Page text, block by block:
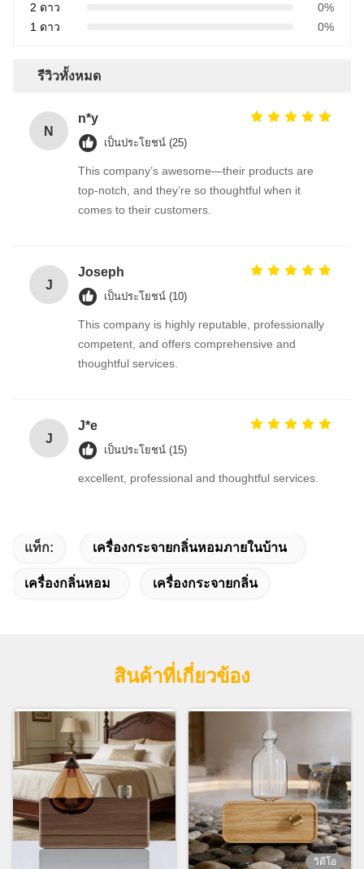
2 ดาว
0%
1 ดาว
0%
รีวิวทั้งหมด
N
n*y
เป็นประโยชน์ (25)
This company’s awesome—their products are
top-notch, and they’re so thoughtful when it
comes to their customers.
J
Joseph
เป็นประโยชน์ (10)
This company is highly reputable, professionally
competent, and offers comprehensive and
thoughtful services.
J
J*e
เป็นประโยชน์ (15)
excellent, professional and thoughtful services.
แท็ก: เครื่องกระจายกลิ่นหอมภายในบ้าน
เครื่องกลิ่นหอม เครื่องกระจายกลิ่น
สินค้าที่เกี่ยวข้อง
วิดีโอ